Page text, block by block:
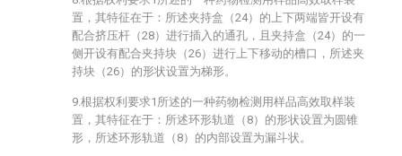
置，其特征在于：所述夹持盒（24）的上下两端皆开设有
配合挤压杆（28）进行插入的通孔，且夹持盒（24）的一
侧开设有配合夹持块（26）进行上下移动的槽口，所述夹
持块（26）的形状设置为梯形。
9.根据权利要求1所述的一种药物检测用样品高效取样装
置，其特征在于：所述环形轨道（8）的形状设置为圆锥
形，所述环形轨道（8）的内部设置为漏斗状。